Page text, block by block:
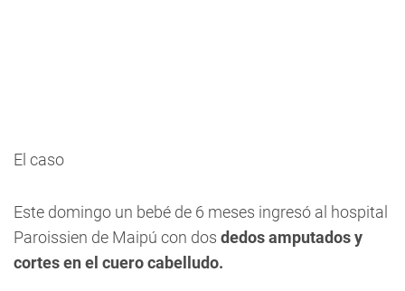
El caso
Este domingo un bebé de 6 meses ingresó al hospital
Paroissien de Maipú con dos dedos amputados y
cortes en el cuero cabelludo.